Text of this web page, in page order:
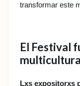
transformar este
El Festival
Lxs expositorxs